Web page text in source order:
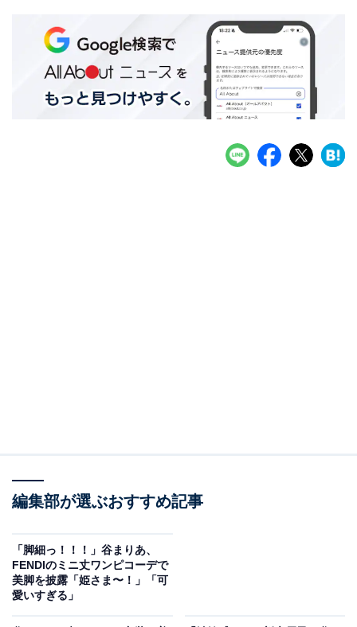
編集部が選ぶおすすめ記事
「脚細っ！！！」谷まりあ、
FENDIのミニ丈ワンピコーデで
美脚を披露「姫さま〜！」「可
愛いすぎる」